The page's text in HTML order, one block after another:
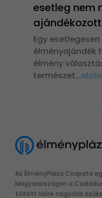
esetleg nem
Egy
élményajándék
élmény
természet...
Az ÉlményPláza Csapata
Magyarországon a
töltött időre nagyobb